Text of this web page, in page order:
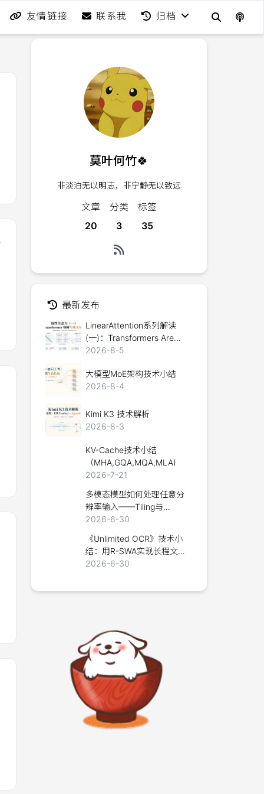
友情链接 联系我 归档
莫叶何竹🍀
非淡泊无以明志，非宁静无以致远
文章
20
分类
3
标签
35
最新发布
LinearAttention系列解读
(一)：Transformers Are
RNNs
2026-8-5
大模型MoE架构技术小结
2026-8-4
Kimi K3 技术解析
2026-8-3
KV-Cache技术小结
（MHA,GQA,MQA,MLA)
2026-7-21
多模态模型如何处理任意分
辨率输入——Tiling与
Packing技术详解
2026-6-30
《Unlimited OCR》技术小
结：用R-SWA实现长程文档
解析
2026-6-30